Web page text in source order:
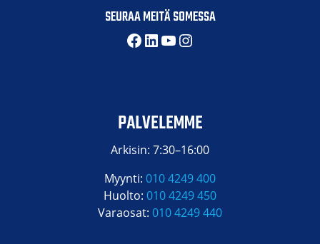
SEURAA MEITÄ SOMESSA
Facebook
LinkedIn
YouTube
Instagram
PALVELEMME
Arkisin: 7:30–16:00
Myynti: 010 4249 400
Huolto: 010 4249 450
Varaosat: 010 4249 440